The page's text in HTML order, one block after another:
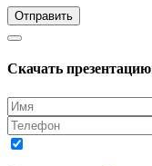
Отправить
Скачать презентацию